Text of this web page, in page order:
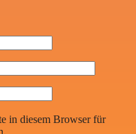
in diesem Browser für